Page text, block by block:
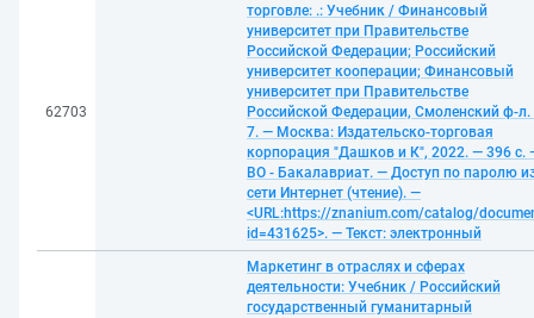
62703
торговле: .: Учебник / Финансовый
университет при Правительстве
Российской Федерации; Российский
университет кооперации; Финансовый
университет при Правительстве
Российской Федерации, Смоленский ф-
7. — Москва: Издательско-торговая
корпорация "Дашков и К", 2022. — 396 с.
ВО - Бакалавриат. — Доступ по паролю
сети Интернет (чтение). —
<URL:https://znanium.com/catalog/
id=431625>. — Текст: электронный
Маркетинг в отраслях и сферах
деятельности: Учебник / Российский
государственный гуманитарный